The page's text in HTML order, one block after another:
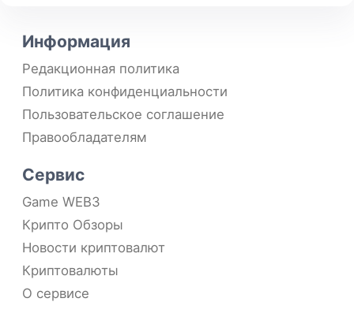
Информация
Редакционная политика
Политика конфиденциальности
Пользовательское соглашение
Правообладателям
Сервис
Game WEB3
Крипто Обзоры
Новости криптовалют
Криптовалюты
О сервисе